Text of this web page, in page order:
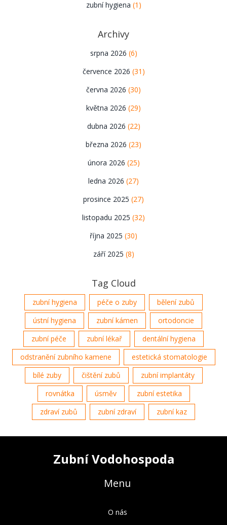
zubní hygiena (1)
Archivy
srpna 2026 (6)
července 2026 (31)
června 2026 (30)
května 2026 (29)
dubna 2026 (22)
března 2026 (23)
února 2026 (25)
ledna 2026 (27)
prosince 2025 (27)
listopadu 2025 (32)
října 2025 (30)
září 2025 (8)
Tag Cloud
zubní hygiena péče o zuby
bělení zubů
ústní hygiena
zubní kámen
ortodoncie
zubní péče
zubní lékař
dentální hygiena
odstranění zubního kamene
estetická stomatologie
bílé zuby
čištění zubů
zubní implantáty
rovnátka
úsměv
zubní estetika
zdraví zubů
zubní zdraví zubní kaz
Zubní Vodohospoda
Menu
O nás